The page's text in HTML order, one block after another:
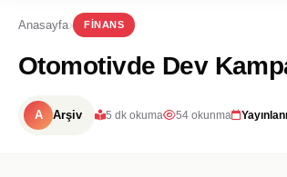
Anasayfa FINANS
Otomotivde Dev
A Arşiv 5 dk okuma 54 okunma